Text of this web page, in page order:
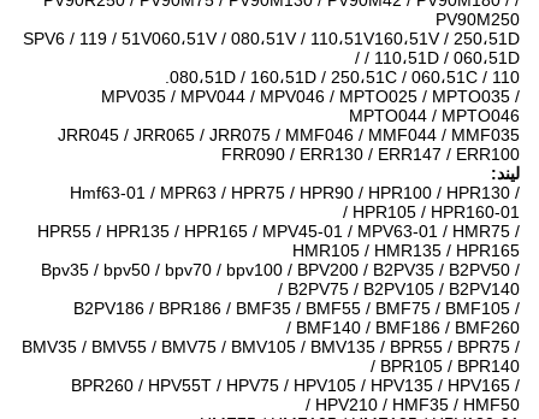
PV90M250
SPV6 / 119 / 51V060،51V / 080،51V / 110،51V160،51V / 250،51D
/ 110،51D / 060،51D /
080،51D / 160،51D / 250،51C / 060،51C / 110.
MPV035 / MPV044 / MPV046 / MPTO025 / MPTO035 /
MPTO044 / MPTO046
JRR045 / JRR065 / JRR075 / MMF046 / MMF044 / MMF035
FRR090 / ERR130 / ERR147 / ERR100
لیند:
Hmf63-01 / MPR63 / HPR75 / HPR90 / HPR100 / HPR130 /
HPR105 / HPR160-01 /
HPR55 / HPR135 / HPR165 / MPV45-01 / MPV63-01 / HMR75 /
HMR105 / HMR135 / HPR165
Bpv35 / bpv50 / bpv70 / bpv100 / BPV200 / B2PV35 / B2PV50 /
B2PV75 / B2PV105 / B2PV140 /
B2PV186 / BPR186 / BMF35 / BMF55 / BMF75 / BMF105 /
BMF140 / BMF186 / BMF260 /
BMV35 / BMV55 / BMV75 / BMV105 / BMV135 / BPR55 / BPR75 /
BPR105 / BPR140 /
BPR260 / HPV55T / HPV75 / HPV105 / HPV135 / HPV165 /
HPV210 / HMF35 / HMF50 /